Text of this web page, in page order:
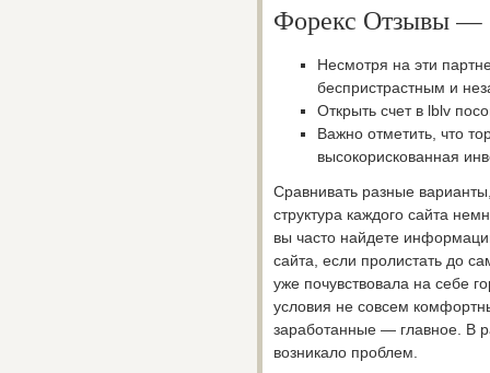
Форекс Отзывы —
Несмотря на эти
беспристрастным и
Открыть счет в lblv
Важно отметить, что
высокорискованная
Сравнивать разные
структура каждого сайта
вы часто найдете
сайта, если пролистать до
уже почувствовала на себе
условия не совсем
заработанные — главное. В
возникало проблем.